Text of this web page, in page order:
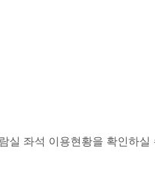
실 좌석 이용현황을 확인하실